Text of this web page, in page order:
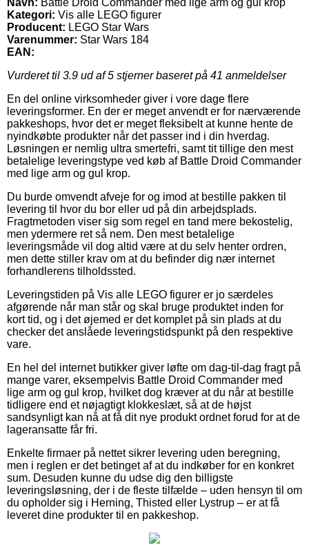
Navn: Battle Droid Commander med lige arm og gul krop
Kategori: Vis alle LEGO figurer
Producent: LEGO Star Wars
Varenummer: Star Wars 184
EAN:
Vurderet til 3.9 ud af 5 stjerner baseret på 41 anmeldelser
En del online virksomheder giver i vore dage flere
leveringsformer. En der er meget anvendt er for nærværende
pakkeshops, hvor det er meget fleksibelt at kunne hente de
nyindkøbte produkter når det passer ind i din hverdag.
Løsningen er nemlig ultra smertefri, samt tit tillige den mest
betalelige leveringstype ved køb af Battle Droid Commander
med lige arm og gul krop.
Du burde omvendt afveje for og imod at bestille pakken til
levering til hvor du bor eller ud på din arbejdsplads.
Fragtmetoden viser sig som regel en tand mere bekostelig,
men ydermere ret så nem. Den mest betalelige
leveringsmåde vil dog altid være at du selv henter ordren,
men dette stiller krav om at du befinder dig nær internet
forhandlerens tilholdssted.
Leveringstiden på Vis alle LEGO figurer er jo særdeles
afgørende når man står og skal bruge produktet inden for
kort tid, og i det øjemed er det komplet på sin plads at du
checker det anslåede leveringstidspunkt på den respektive
vare.
En hel del internet butikker giver løfte om dag-til-dag fragt på
mange varer, eksempelvis Battle Droid Commander med
lige arm og gul krop, hvilket dog kræver at du når at bestille
tidligere end et nøjagtigt klokkeslæt, så at de højst
sandsynligt kan nå at få dit nye produkt ordnet forud for at de
lageransatte får fri.
Enkelte firmaer på nettet sikrer levering uden beregning,
men i reglen er det betinget af at du indkøber for en konkret
sum. Desuden kunne du udse dig den billigste
leveringsløsning, der i de fleste tilfælde – uden hensyn til om
du opholder sig i Herning, Thisted eller Lystrup – er at få
leveret dine produkter til en pakkeshop.